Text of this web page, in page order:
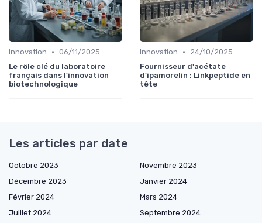
Innovation • 06/11/2025
Le rôle clé du laboratoire
français dans l'innovation
biotechnologique
Innovation •
24/10/2025
Fournisseur d'acétate
d'ipamorelin : Linkpeptide en
tête
Les articles par date
Octobre 2023
Novembre 2023
Décembre 2023
Janvier 2024
Février 2024
Mars 2024
Juillet 2024
Septembre 2024